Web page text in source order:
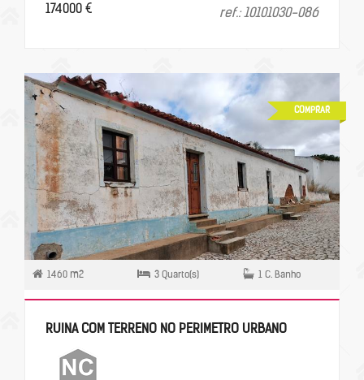
174000 € ref.: 10101030-086
COMPRAR
1460 m2 3 Quarto(s) 1 C. Banho
RUINA COM TERRENO NO PERIMETRO URBANO